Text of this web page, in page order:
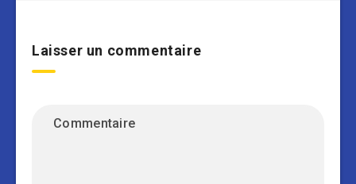
Laisser un commentaire